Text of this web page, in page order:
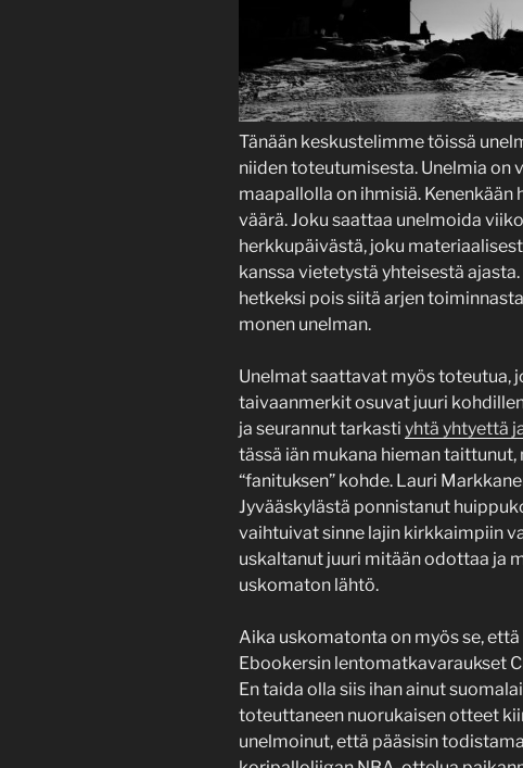
Tänään keskustelimme töissä
niiden toteutumisesta. Unelmia on
maapallolla on ihmisiä.
väärä. Joku saattaa unelmoida
herkkupäivästä, joku
kanssa vietetystä yhteisestä
hetkeksi pois siitä arjen
monen unelman.
Unelmat saattavat myös toteutua,
taivaanmerkit osuvat juuri
ja seurannut tarkasti yhtä yhtyettä
tässä iän mukana hieman
“fanituksen” kohde. Lauri
Jyvääskylästä ponnistanut
vaihtuivat sinne lajin kirkkaimpiin
uskaltanut juuri mitään odottaa ja
uskomaton lähtö.
Aika uskomatonta on myös se,
Ebookersin lentomatkavaraukset
En taida olla siis ihan ainut
toteuttaneen nuorukaisen otteet
unelmoinut, että pääsisin